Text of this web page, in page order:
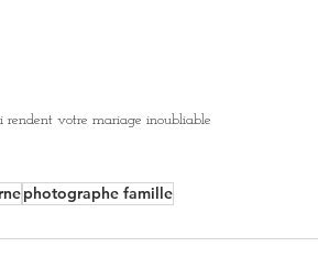
rendent votre mariage inoubliable
photographe famille